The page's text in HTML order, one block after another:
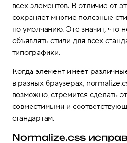
всех элементов. В отличие от
сохраняет многие полезные
по умолчанию. Это значит, что
объявлять стили для всех
типографики.
Когда элемент имеет
в разных браузерах,
возможно, стремится сделать
совместимыми и
стандартам.
Normalize.css